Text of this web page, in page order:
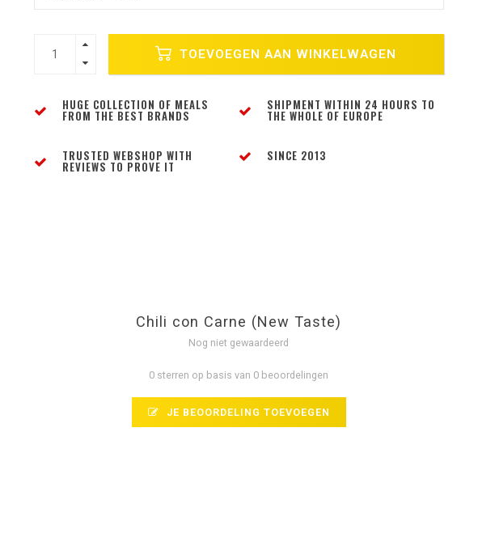
TOEVOEGEN AAN WINKELWAGEN
HUGE COLLECTION OF MEALS
FROM THE BEST BRANDS
SHIPMENT WITHIN 24 HOURS TO
THE WHOLE OF EUROPE
TRUSTED WEBSHOP WITH
REVIEWS TO PROVE IT
SINCE 2013
Chili con Carne (New Taste)
Nog niet gewaardeerd
0 sterren op basis van 0 beoordelingen
JE BEOORDELING TOEVOEGEN